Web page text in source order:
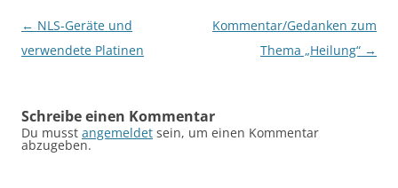
Beitragsnavigation
← NLS-Geräte und
verwendete Platinen
Kommentar/Gedanken zum
Thema „Heilung“ →
Schreibe einen Kommentar
Du musst angemeldet sein, um einen Kommentar
abzugeben.